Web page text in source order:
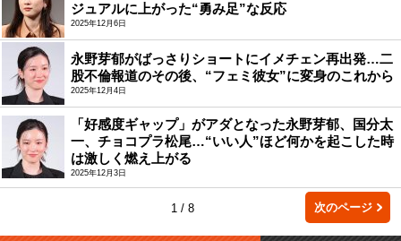
ジュアルに上がった“勇み足”な反応
2025年12月6日
永野芽郁がばっさりショートにイメチェン再出発…二
股不倫報道のその後、“フェミ彼女”に変身のこれから
2025年12月4日
「好感度ギャップ」がアダとなった永野芽郁、国分太
一、チョコプラ松尾…“いい人”ほど何かを起こした時
は激しく燃え上がる
2025年12月3日
1 / 8 次のページ